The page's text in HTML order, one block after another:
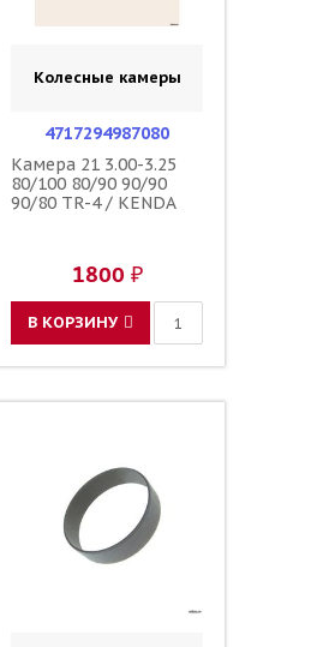
Колесные камеры
4717294987080
Камера 21 3.00-3.25
80/100 80/90 90/90
90/80 TR-4 / KENDA
1800 ₽
В КОРЗИНУ